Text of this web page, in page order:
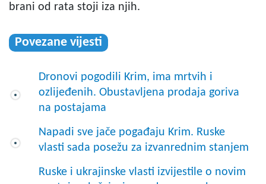
brani od rata stoji iza njih.
Povezane vijesti
Dronovi pogodili Krim, ima mrtvih i
ozlijeđenih. Obustavljena prodaja goriva
na postajama
Napadi sve jače pogađaju Krim. Ruske
vlasti sada posežu za izvanrednim stanjem
Ruske i ukrajinske vlasti izvijestile o novim